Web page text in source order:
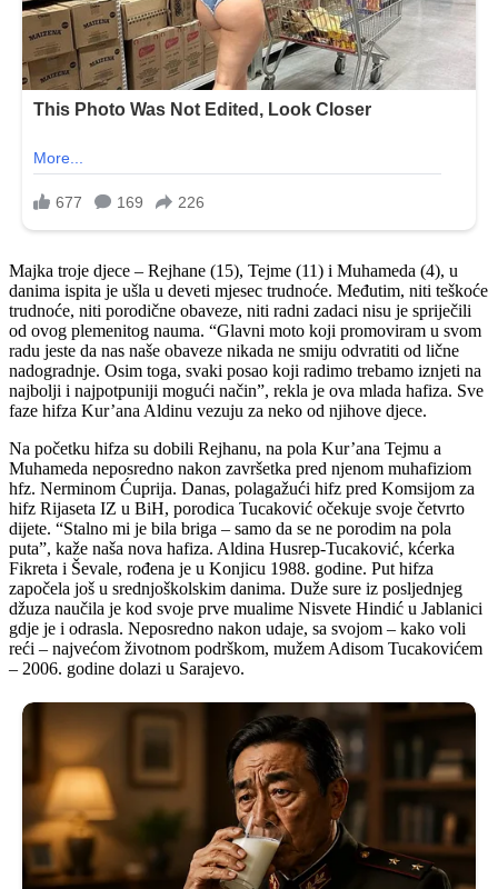
Majka troje djece – Rejhane (15), Tejme (11) i Muhameda (4), u
danima ispita je ušla u deveti mjesec trudnoće. Međutim, niti teškoće
trudnoće, niti porodične obaveze, niti radni zadaci nisu je spriječili
od ovog plemenitog nauma. “Glavni moto koji promoviram u svom
radu jeste da nas naše obaveze nikada ne smiju odvratiti od lične
nadogradnje. Osim toga, svaki posao koji radimo trebamo iznjeti na
najbolji i najpotpuniji mogući način”, rekla je ova mlada hafiza. Sve
faze hifza Kur’ana Aldinu vezuju za neko od njihove djece.
Na početku hifza su dobili Rejhanu, na pola Kur’ana Tejmu a
Muhameda neposredno nakon završetka pred njenom muhafiziom
hfz. Nerminom Ćuprija. Danas, polagažući hifz pred Komsijom za
hifz Rijaseta IZ u BiH, porodica Tucaković očekuje svoje četvrto
dijete. “Stalno mi je bila briga – samo da se ne porodim na pola
puta”, kaže naša nova hafiza. Aldina Husrep-Tucaković, kćerka
Fikreta i Ševale, rođena je u Konjicu 1988. godine. Put hifza
započela još u srednjoškolskim danima. Duže sure iz posljednjeg
džuza naučila je kod svoje prve mualime Nisvete Hindić u Jablanici
gdje je i odrasla. Neposredno nakon udaje, sa svojom – kako voli
reći – najvećom životnom podrškom, mužem Adisom Tucakovićem
– 2006. godine dolazi u Sarajevo.